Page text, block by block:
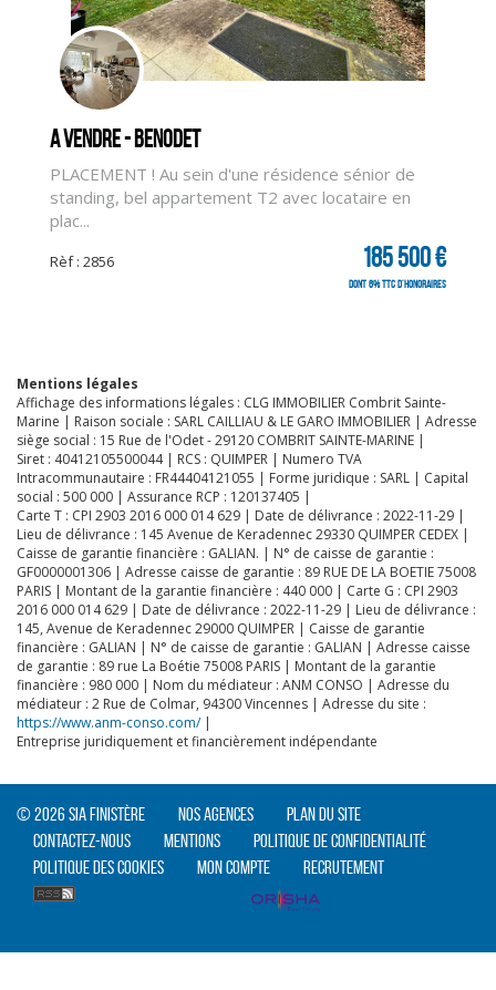
CLIQUER ICI POUR AGRANDIR
CLIQUER ICI POUR AGRANDIR
A vendre - BENODET
PLACEMENT ! Au sein d'une résidence sénior de
standing, bel appartement T2 avec locataire en
plac...
Rèf : 2856 185 500 €
dont 6% TTC d'honoraires
Mentions légales
Affichage des informations légales : CLG IMMOBILIER Combrit Sainte-
Marine | Raison sociale : SARL CAILLIAU & LE GARO IMMOBILIER | Adresse
siège social : 15 Rue de l'Odet - 29120 COMBRIT SAINTE-MARINE |
Siret : 40412105500044 | RCS : QUIMPER | Numero TVA
Intracommunautaire : FR44404121055 | Forme juridique : SARL | Capital
social : 500 000 | Assurance RCP : 120137405 |
Carte T : CPI 2903 2016 000 014 629 | Date de délivrance : 2022-11-29 |
Lieu de délivrance : 145 Avenue de Keradennec 29330 QUIMPER CEDEX |
Caisse de garantie financière : GALIAN. | N° de caisse de garantie :
GF0000001306 | Adresse caisse de garantie : 89 RUE DE LA BOETIE 75008
PARIS | Montant de la garantie financière : 440 000 | Carte G : CPI 2903
2016 000 014 629 | Date de délivrance : 2022-11-29 | Lieu de délivrance :
145, Avenue de Keradennec 29000 QUIMPER | Caisse de garantie
financière : GALIAN | N° de caisse de garantie : GALIAN | Adresse caisse
de garantie : 89 rue La Boétie 75008 PARIS | Montant de la garantie
financière : 980 000 | Nom du médiateur : ANM CONSO | Adresse du
médiateur : 2 Rue de Colmar, 94300 Vincennes | Adresse du site :
https://www.anm-conso.com/|
Entreprise juridiquement et financièrement indépendante
© 2026 SIA Finistère Nos agences
Plan du site
Contactez-nous
Mentions
Politique de confidentialité
Politique des cookies
Mon compte Recrutement